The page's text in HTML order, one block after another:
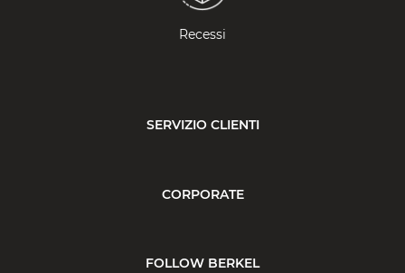
Recessi
SERVIZIO CLIENTI
CORPORATE
FOLLOW BERKEL